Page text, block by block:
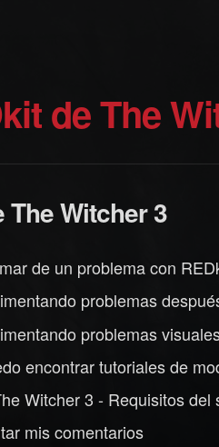
de The
The Witcher 3
de un problema con
problemas
problemas
encontrar tutoriales de
Witcher 3 - Requisitos del
mis comentarios